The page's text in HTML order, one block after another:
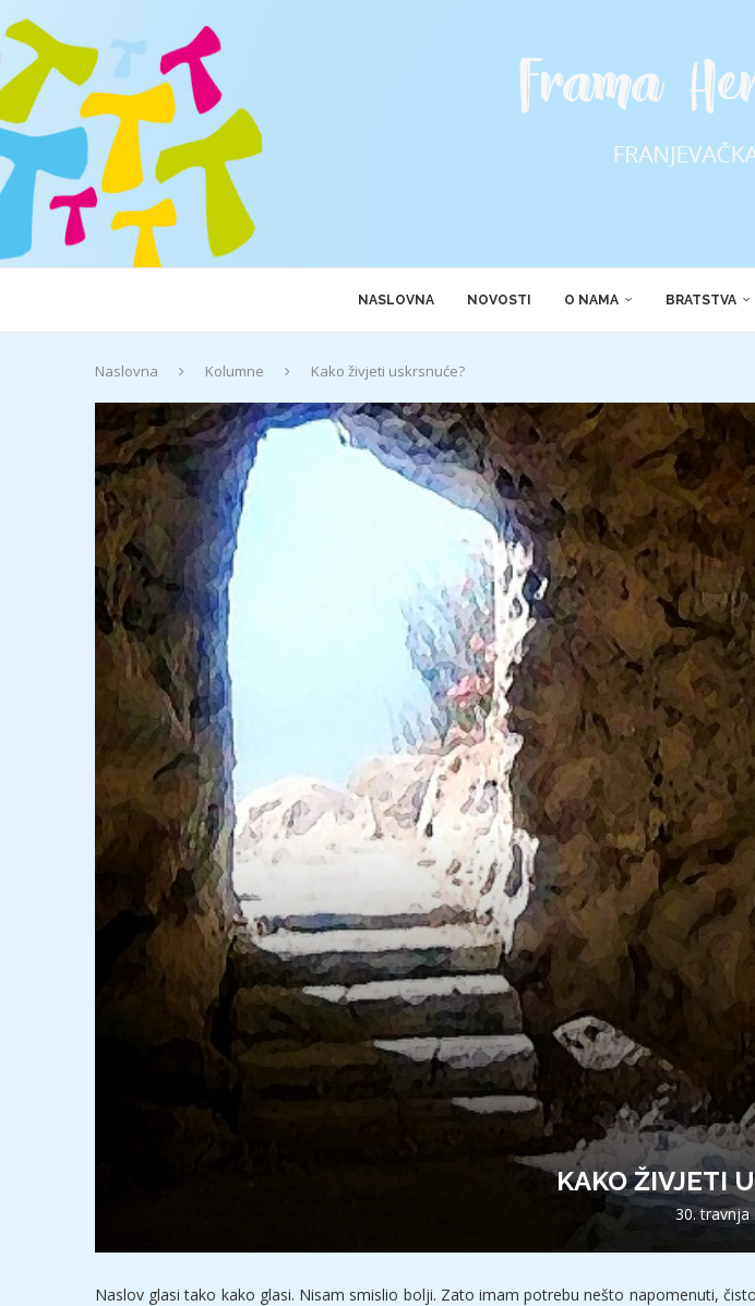
NASLOVNA NOVOSTI O NAMA BRATSTVA
Naslovna Kolumne Kako živjeti uskrsnuće?
KAKO ŽIVJETI
30. travnja
Naslov glasi tako kako glasi. Nisam smislio bolji. Zato imam potrebu nešto napomenuti,